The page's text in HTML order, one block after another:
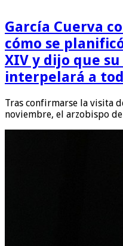
García Cuerva
cómo se
XIV y dijo que
interpelará a
Tras confirmarse la visita
noviembre, el arzobispo